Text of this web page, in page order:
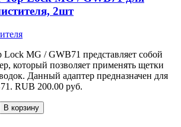
2шт
Lock MG / GWB71 представляет собой
который позволяет применять щетки
Данный адаптер предназначен для
RUB 200.00 руб.